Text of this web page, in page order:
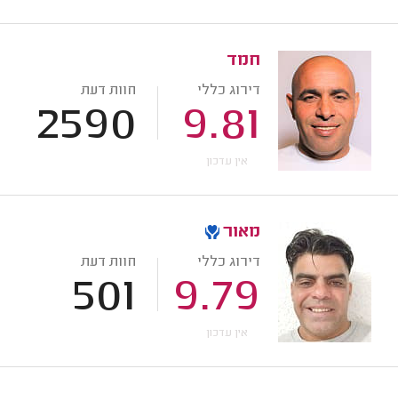
חמד
דירוג כללי
9.81
חוות דעת
2590
אין עדכון
מאור
דירוג כללי
9.79
חוות דעת
501
אין עדכון